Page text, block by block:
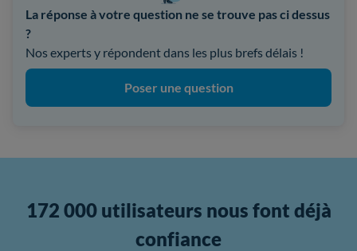
La réponse à votre question ne se trouve pas ci dessus
?
Nos experts y répondent dans les plus brefs délais !
Poser une question
172 000 utilisateurs nous font déjà
confiance